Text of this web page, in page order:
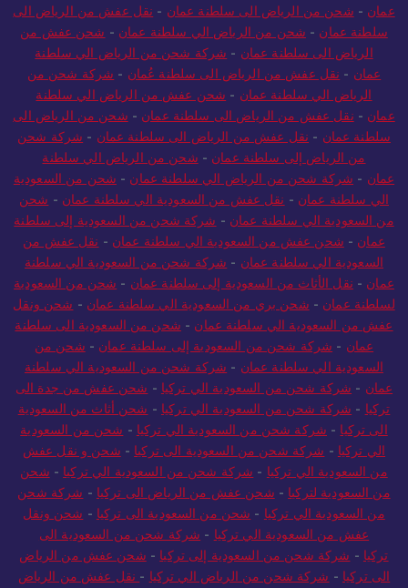
عمان - شحن من الرياض الى سلطنة عمان - نقل عفش من الرياض الى
سلطنة عمان - شحن من الرياض الي سلطنة عمان - شحن عفش من
الرياض الى سلطنة عمان - شركة شحن من الرياض الي سلطنة
عمان - نقل عفش من الرياض الى سلطنة عُمان - شركة شحن من
الرياض الي سلطنة عمان - شحن عفش من الرياض الي سلطنة
عمان - نقل عفش من الرياض الى سلطنة عمان - شحن من الرياض الى
سلطنة عمان - نقل عفش من الرياض الى سلطنة عمان - شركة شحن
من الرياض إلى سلطنة عمان - شحن من الرياض الي سلطنة
عمان - شركة شحن من الرياض الي سلطنة عمان - شحن من السعودية
الي سلطنة عمان - نقل عفش من السعودية الي سلطنة عمان - شحن
من السعودية الي سلطنة عمان - شركة شحن من السعودية إلى سلطنة
عمان - شحن عفش من السعودية الي سلطنة عمان - نقل عفش من
السعودية الي سلطنة عمان - شركة شحن من السعودية الي سلطنة
عمان - نقل الأثاث من السعودية إلى سلطنة عمان - شحن من السعودية
لسلطنة عمان - شحن بري من السعودية الي سلطنة عمان - شحن ونقل
عفش من السعودية الي سلطنة عمان - شحن من السعودية الى سلطنة
عمان - شركة شحن من السعودية إلى سلطنة عمان - شحن من
السعودية الي سلطنة عمان - شركة شحن من السعودية الي سلطنة
عمان - شركة شحن من السعودية الي تركيا - شحن عفش من جدة الى
تركيا - شركة شحن من السعودية الي تركيا - شحن أثاث من السعودية
الى تركيا - شركة شحن من السعودية الي تركيا - شحن من السعودية
الي تركيا - شركة شحن من السعودية الى تركيا - شحن و نقل عفش
من السعودية الي تركيا - شركة شحن من السعودية الي تركيا - شحن
من السعودية لتركيا - شحن عفش من الرياض الى تركيا - شركة شحن
من السعودية الي تركيا - شحن من السعودية الى تركيا - شحن ونقل
عفش من السعودية الي تركيا - شركة شحن من السعودية الى
تركيا - شركة شحن من السعودية إلى تركيا - شحن عفش من الرياض
الى تركيا - شركة شحن من الرياض الي تركيا - نقل عفش من الرياض